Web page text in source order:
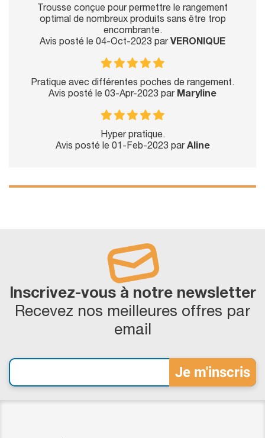
Trousse conçue pour permettre le rangement
optimal de nombreux produits sans être trop
encombrante.
Avis posté le 04-Oct-2023 par VERONIQUE
Pratique avec différentes poches de rangement.
Avis posté le 03-Apr-2023 par Maryline
Hyper pratique.
Avis posté le 01-Feb-2023 parAline
Inscrivez-vous à notre newsletter
Recevez nos meilleures offres par
email